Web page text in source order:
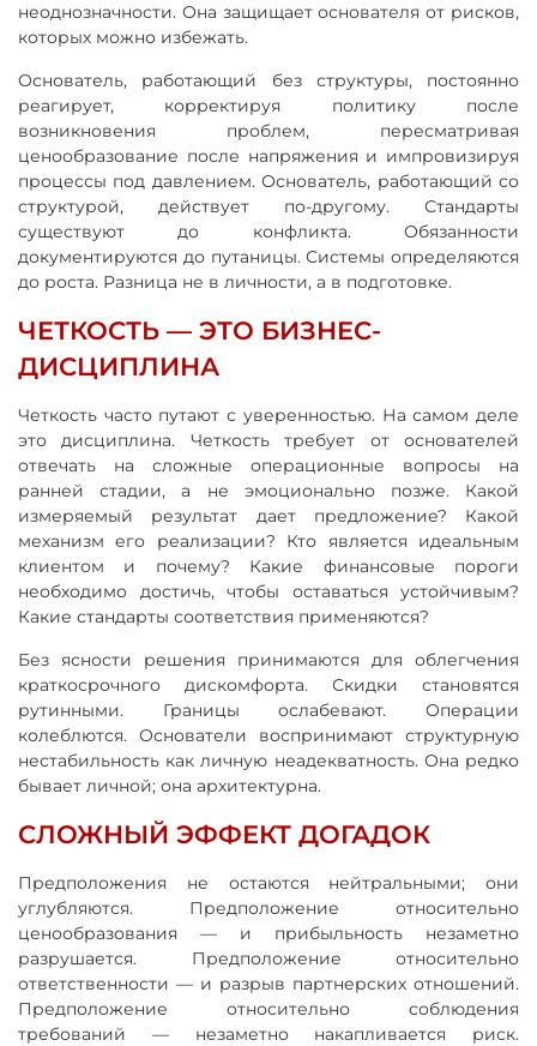
неоднозначности. Она защищает основателя от рисков,
которых можно избежать.
Основатель, работающий без структуры, постоянно
реагирует, корректируя политику после
возникновения проблем, пересматривая
ценообразование после напряжения и импровизируя
процессы под давлением. Основатель, работающий со
структурой, действует по-другому. Стандарты
существуют до конфликта. Обязанности
документируются до путаницы. Системы определяются
до роста. Разница не в личности, а в подготовке.
ЧЕТКОСТЬ — ЭТО БИЗНЕС-
ДИСЦИПЛИНА
Четкость часто путают с уверенностью. На самом деле
это дисциплина. Четкость требует от основателей
отвечать на сложные операционные вопросы на
ранней стадии, а не эмоционально позже. Какой
измеряемый результат дает предложение? Какой
механизм его реализации? Кто является идеальным
клиентом и почему? Какие финансовые пороги
необходимо достичь, чтобы оставаться устойчивым?
Какие стандарты соответствия применяются?
Без ясности решения принимаются для облегчения
краткосрочного дискомфорта. Скидки становятся
рутинными. Границы ослабевают. Операции
колеблются. Основатели воспринимают структурную
нестабильность как личную неадекватность. Она редко
бывает личной; она архитектурна.
СЛОЖНЫЙ ЭФФЕКТ ДОГАДОК
Предположения не остаются нейтральными; они
углубляются. Предположение относительно
ценообразования — и прибыльность незаметно
разрушается. Предположение относительно
ответственности — и разрыв партнерских отношений.
Предположение относительно соблюдения
требований — незаметно накапливается риск.